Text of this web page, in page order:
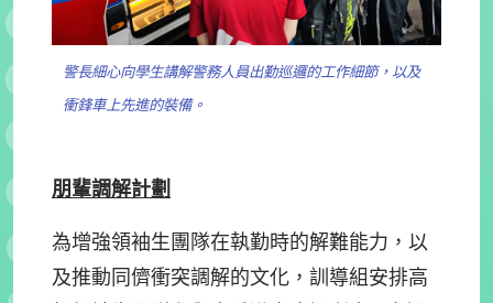
警長細心向學生講解警務人員出勤巡邏的工作細節，以及
衝鋒車上先進的裝備。
朋輩調解計劃
為增強領袖生團隊在執勤時的解難能力，以
及推動同儕衝突調解的文化，訓導組安排高